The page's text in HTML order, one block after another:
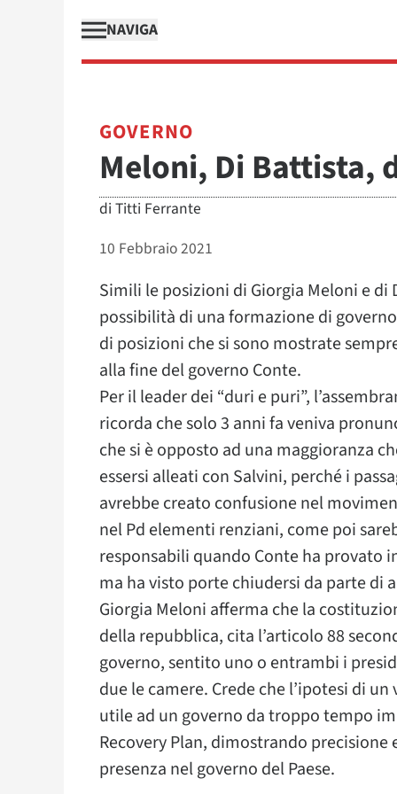
NAVIGA
GOVERNO
Meloni, Di Battista,
di Titti Ferrante
10 Febbraio 2021
Simili le posizioni di Giorgia Meloni e
possibilità di una formazione di
di posizioni che si sono mostrate
alla fine del governo Conte.
Per il leader dei “duri e puri”,
ricorda che solo 3 anni fa veniva
che si è opposto ad una maggioranza
essersi alleati con Salvini, perché i
avrebbe creato confusione nel
nel Pd elementi renziani, come poi
responsabili quando Conte ha provato
ma ha visto porte chiudersi da parte di
Giorgia Meloni afferma che la
della repubblica, cita l’articolo 88
governo, sentito uno o entrambi i
due le camere. Crede che l’ipotesi di
utile ad un governo da troppo tempo
Recovery Plan, dimostrando
presenza nel governo del Paese.